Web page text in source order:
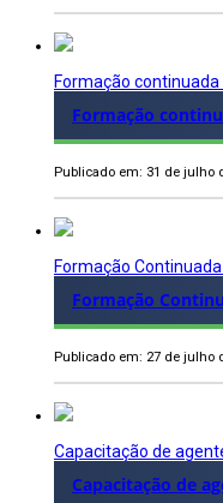
Formação
Formação
Publicado em: 31 de julho
Formação
Formação
Publicado em: 27 de julho
Capacitação de
Capacitação de